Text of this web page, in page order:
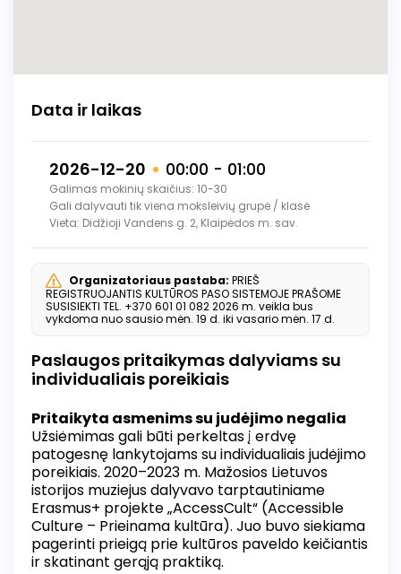
Data ir laikas
2026-12-20 00:00 - 01:00
Galimas mokinių skaičius: 10-30
Gali dalyvauti tik viena moksleivių grupė / klasė
Vieta: Didžioji Vandens g. 2, Klaipėdos m. sav.
Organizatoriaus pastaba: PRIEŠ
REGISTRUOJANTIS KULTŪROS PASO SISTEMOJE PRAŠOME
SUSISIEKTI TEL. +370 601 01 082 2026 m. veikla bus
vykdoma nuo sausio mėn. 19 d. iki vasario mėn. 17 d.
Paslaugos pritaikymas dalyviams su
individualiais poreikiais
Pritaikyta asmenims su judėjimo negalia
Užsiėmimas gali būti perkeltas į erdvę
patogesnę lankytojams su individualiais judėjimo
poreikiais. 2020–2023 m. Mažosios Lietuvos
istorijos muziejus dalyvavo tarptautiniame
Erasmus+ projekte „AccessCult“ (Accessible
Culture – Prieinama kultūra). Juo buvo siekiama
pagerinti prieigą prie kultūros paveldo keičiantis
ir skatinant gerąją praktiką.